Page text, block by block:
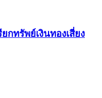
ก​ทรัพย์เงินทอง​เสี่ยง